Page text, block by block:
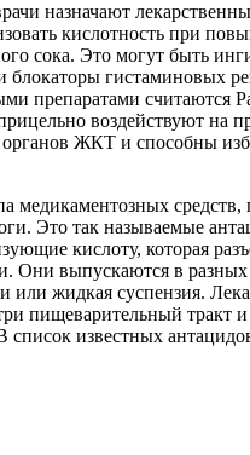
назначают
кислотность при
сока. Это могут быть
гистаминовых
препаратами считаются
воздействуют на
органов ЖКТ и способны
медикаментозных
Это так называемые
кислоту, которая
Они выпускаются в
или жидкая суспензия.
пищеварительный тракт
известных